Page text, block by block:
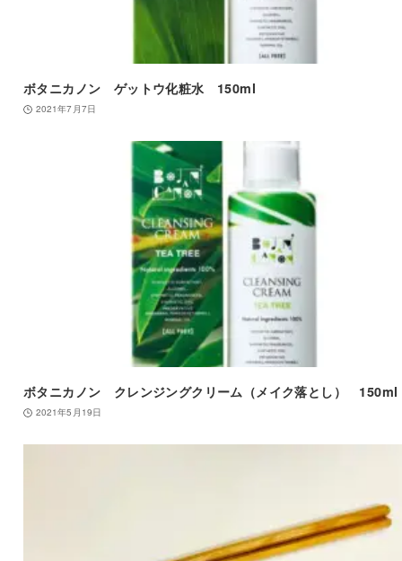
ボタニカノン ゲットウ化粧水 150ml
2021年7月7日
ボタニカノン クレンジングクリーム（メイク落とし） 150ml
2021年5月19日